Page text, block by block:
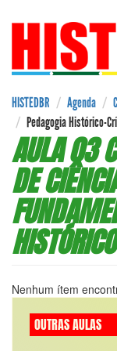
Pular
conteúdo
HISTEDBR Agenda
Pedagogia Histórico-
AULA 03
DE
Nenhum ítem
OUTRAS AULAS